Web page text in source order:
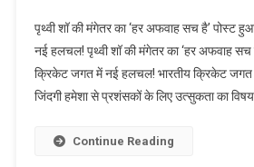
A
Brief
Overview
Due
Lack
शॉ
की
मंगेतर
का
अफवाह
पृथ्वी शॉ की मंगेतर का ‘हर अफवाह सच है’ पोस्ट
नई हलचल! पृथ्वी शॉ की मंगेतर का ‘हर अफवाह सच
क्रिकेट जगत में नई हलचल! भारतीय क्रिकेट जगत
जिंदगी हमेशा से प्रशंसकों के लिए उत्सुकता का विषय
Continue Reading